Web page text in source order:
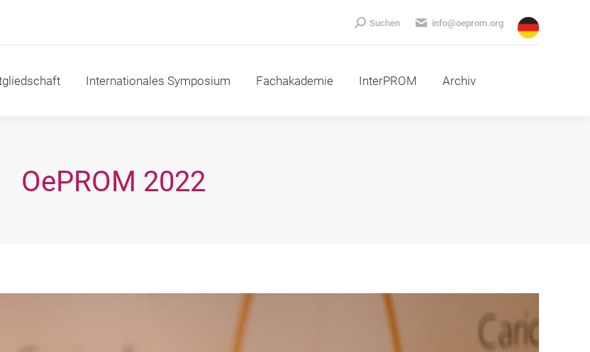
Search:Suchen info@oeprom.org
Internationales Symposium Fachakademie InterPROM Archiv
OePROM 2022
InterPROM Archiv